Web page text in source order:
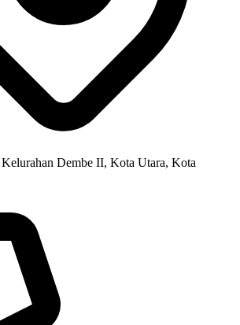
Dembe II, Kota Utara, Kota